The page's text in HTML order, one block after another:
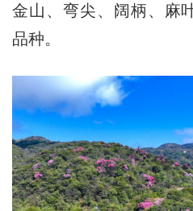
金山、弯尖、阔柄、麻
品种。